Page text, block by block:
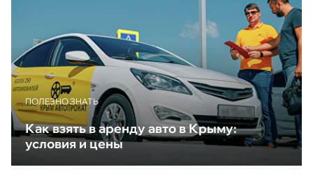
ПОЛЕЗНО ЗНАТЬ
Как взять в аренду авто в Крыму:
условия и цены